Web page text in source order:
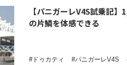
【パニガーレV4S試乗記
の片鱗を体感できる
ドゥカティ パニガーレV4S